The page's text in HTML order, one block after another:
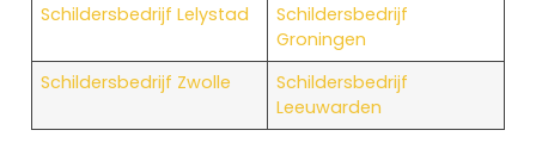
Schildersbedrijf Lelystad
Schildersbedrijf
Groningen
Schildersbedrijf Zwolle
Schildersbedrijf
Leeuwarden